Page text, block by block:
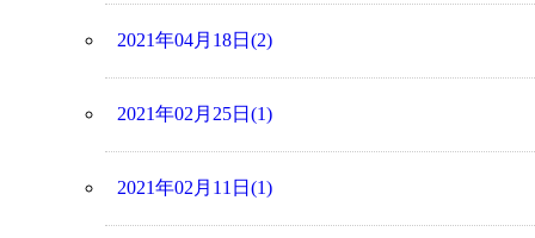
2021年04月18日(2)
2021年02月25日(1)
2021年02月11日(1)